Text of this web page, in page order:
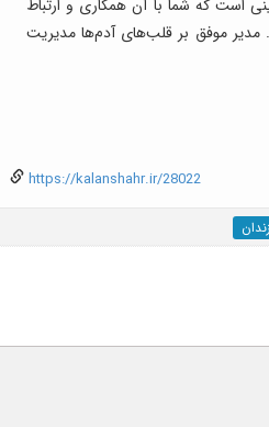
است که شما با آن همکاری و ارتباط
مدیر موفق بر قلب‌های آدم‌ها مدیریت
https://kalanshahr.ir/28022